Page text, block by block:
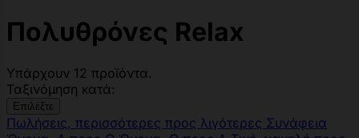
Πολυθρόνες Relax
Υπάρχουν 12 προϊόντα.
Ταξινόμηση κατά:
Επιλέξτε
Πωλήσεις, περισσότερες προς λιγότερες Συνάφεια